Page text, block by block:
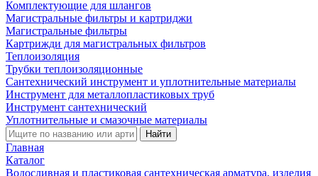
Комплектующие для шлангов
Магистральные фильтры и картриджи
Магистральные фильтры
Картрижди для магистральных фильтров
Теплоизоляция
Трубки теплоизоляционные
Сантехнический инструмент и уплотнительные материалы
Инструмент для металлопластиковых труб
Инструмент сантехнический
Уплотнительные и смазочные материалы
Найти
Главная
Каталог
Водосливная и пластиковая сантехническая арматура, изделия